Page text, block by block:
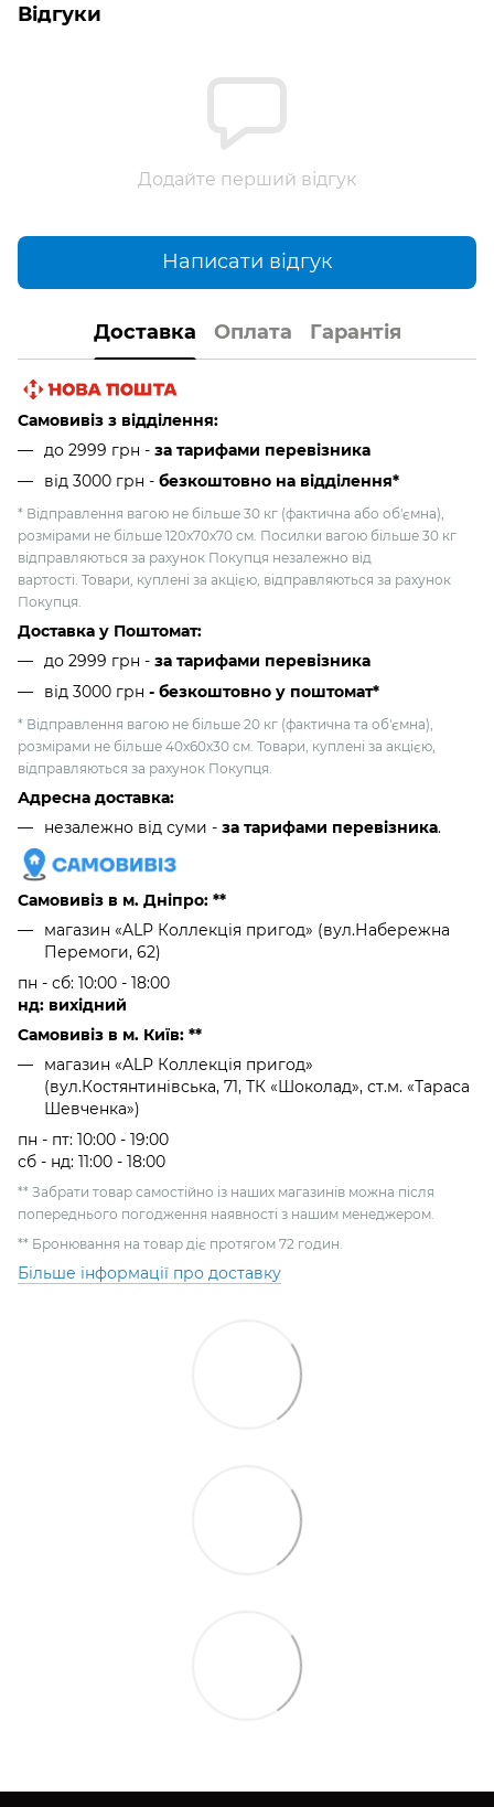
Відгуки
Додайте перший відгук
Написати відгук
Доставка Оплата Гарантія
Самовивіз з відділення:
до 2999 грн - за тарифами перевізника
від 3000 грн - безкоштовно на відділення*
* Відправлення вагою не більше 30 кг (фактична або об'ємна),
розмірами не більше 120х70х70 см. Посилки вагою більше 30 кг
відправляються за рахунок Покупця незалежно від
вартості. Товари, куплені за акцією, відправляються за рахунок
Покупця.
Доставка у Поштомат:
до 2999 грн - за тарифами перевізника
від 3000 грн - безкоштовно у поштомат*
* Відправлення вагою не більше 20 кг (фактична та об'ємна),
розмірами не більше 40х60х30 см. Товари, куплені за акцією,
відправляються за рахунок Покупця.
Адресна доставка:
незалежно від суми - за тарифами перевізника.
Самовивіз в м. Дніпро: **
магазин «ALP Коллекція пригод» (вул.Набережна
Перемоги, 62)
пн - сб: 10:00 - 18:00
нд: вихідний
Самовивіз в м. Київ: **
магазин «ALP Коллекція пригод»
(вул.Костянтинівська, 71, ТК «Шоколад», ст.м. «Тараса
Шевченка»)
пн - пт: 10:00 - 19:00
сб - нд: 11:00 - 18:00
** Забрати товар самостійно із наших магазинів можна після
попереднього погодження наявності з нашим менеджером.
** Бронювання на товар діє протягом 72 годин.
Більше інформації про доставку